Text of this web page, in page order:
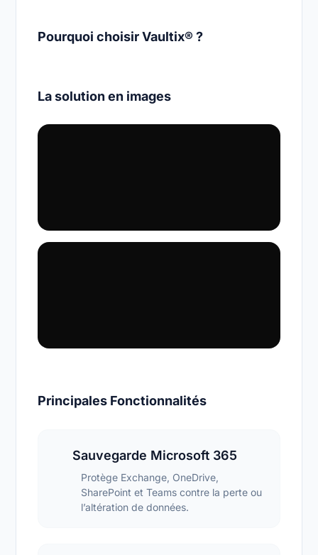
Pourquoi choisir Vaultix® ?
La solution en images
Principales Fonctionnalités
Sauvegarde Microsoft 365
Protège Exchange, OneDrive,
SharePoint et Teams contre la perte ou
l’altération de données.